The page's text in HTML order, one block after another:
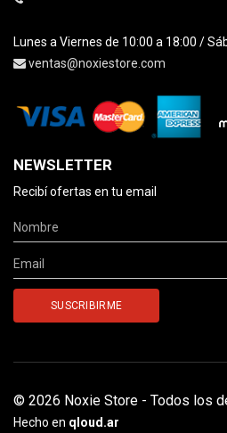
Lunes a Viernes de 10:00 a 18:00 /
ventas@noxiestore.com
NEWSLETTER
Recibí ofertas en tu email
© 2026 Noxie Store - Todos los
Hecho en qloud.ar